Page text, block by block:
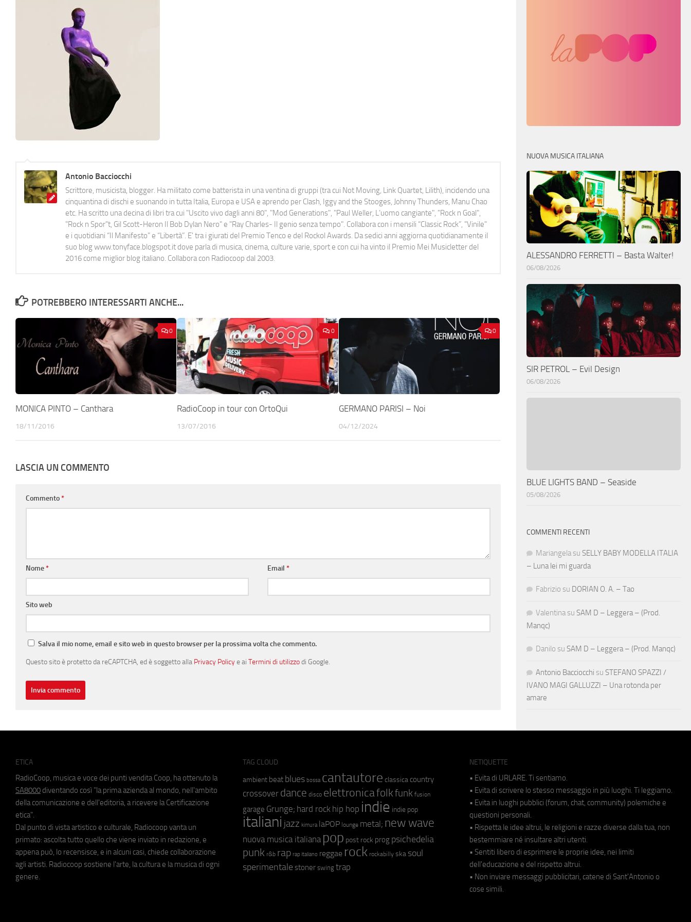
Antonio Bacciocchi
Scrittore, musicista, blogger. Ha militato come batterista in una ventina di gruppi (tra cui Not Moving, Link Quartet, Lilith), incidendo una
cinquantina di dischi e suonando in tutta Italia, Europa e USA e aprendo per Clash, Iggy and the Stooges, Johnny Thunders, Manu Chao
etc. Ha scritto una decina di libri tra cui "Uscito vivo dagli anni 80", "Mod Generations", "Paul Weller, L’uomo cangiante", "Rock n Goal",
"Rock n Spor"t, Gil Scott-Heron Il Bob Dylan Nero" e "Ray Charles- Il genio senza tempo". Collabora con i mensili “Classic Rock”, "Vinile"
e i quotidiani “Il Manifesto” e “Libertà”. E' tra i giurati del Premio Tenco e del Rockol Awards. Da sedici anni aggiorna quotidianamente il
suo blog www.tonyface.blogspot.it dove parla di musica, cinema, culture varie, sport e con cui ha vinto il Premio Mei Musicletter del
2016 come miglior blog italiano. Collabora con Radiocoop dal 2003.
POTREBBERO INTERESSARTI ANCHE...
0
MONICA PINTO – Canthara
18/11/2016
0
RadioCoop in tour con OrtoQui
13/07/2016
0
GERMANO PARISI – Noi
04/12/2024
LASCIA UN COMMENTO
Commento*
Nome* Email*
Sito web
Salva il mio nome, email e sito web in questo browser per la prossima volta che commento.
Questo sito è protetto da reCAPTCHA, ed è soggetto alla Privacy Policye ai Termini di utilizzodi Google.
NUOVA MUSICA ITALIANA
ALESSANDRO FERRETTI – Basta Walter!
06/08/2026
SIR PETROL – Evil Design
06/08/2026
BLUE LIGHTS BAND – Seaside
05/08/2026
COMMENTI RECENTI
Mariangela su SELLY BABY MODELLA ITALIA
– Luna lei mi guarda
Fabrizio su DORIAN O. A. – Tao
Valentina su SAM D – Leggera – (Prod.
Manqc)
Danilo su SAM D – Leggera – (Prod. Manqc)
Antonio Bacciocchi su STEFANO SPAZZI /
IVANO MAGI GALLUZZI – Una rotonda per
amare
ETICA
RadioCoop, musica e voce dei punti vendita Coop, ha ottenuto la
SA8000 diventando così "la prima azienda al mondo, nell'ambito
della comunicazione e dell'editoria, a ricevere la Certificazione
etica".
Dal punto di vista artistico e culturale, Radiocoop vanta un
primato: ascolta tutto quello che viene inviato in redazione, e
appena può, lo recensisce, e in alcuni casi, chiede collaborazione
agli artisti. Radiocoop sostiene l'arte, la cultura e la musica di ogni
genere.
TAG CLOUD
ambient beat blues bossa cantautore classica country
crossover dance disco elettronicafolkfunk fusion
garage Grunge; hard rock hip hop indie indie pop
italiani jazz kimura laPOP lounge metal; new wave
nuova musica italiana pop post rock prog psichedelia
punk r&b rap rap italiano reggae rock rockabilly ska soul
sperimentale stoner swing trap
NETIQUETTE
• Evita di URLARE. Ti sentiamo.
• Evita di scrivere lo stesso messaggio in più luoghi. Ti leggiamo.
• Evita in luoghi pubblici (forum, chat, community) polemiche e
questioni personali.
• Rispetta le idee altrui, le religioni e razze diverse dalla tua, non
bestemmiare né insultare altri utenti.
• Sentiti libero di esprimere le proprie idee, nei limiti
dell'educazione e del rispetto altrui.
• Non inviare messaggi pubblicitari, catene di Sant'Antonio o
cose simili.